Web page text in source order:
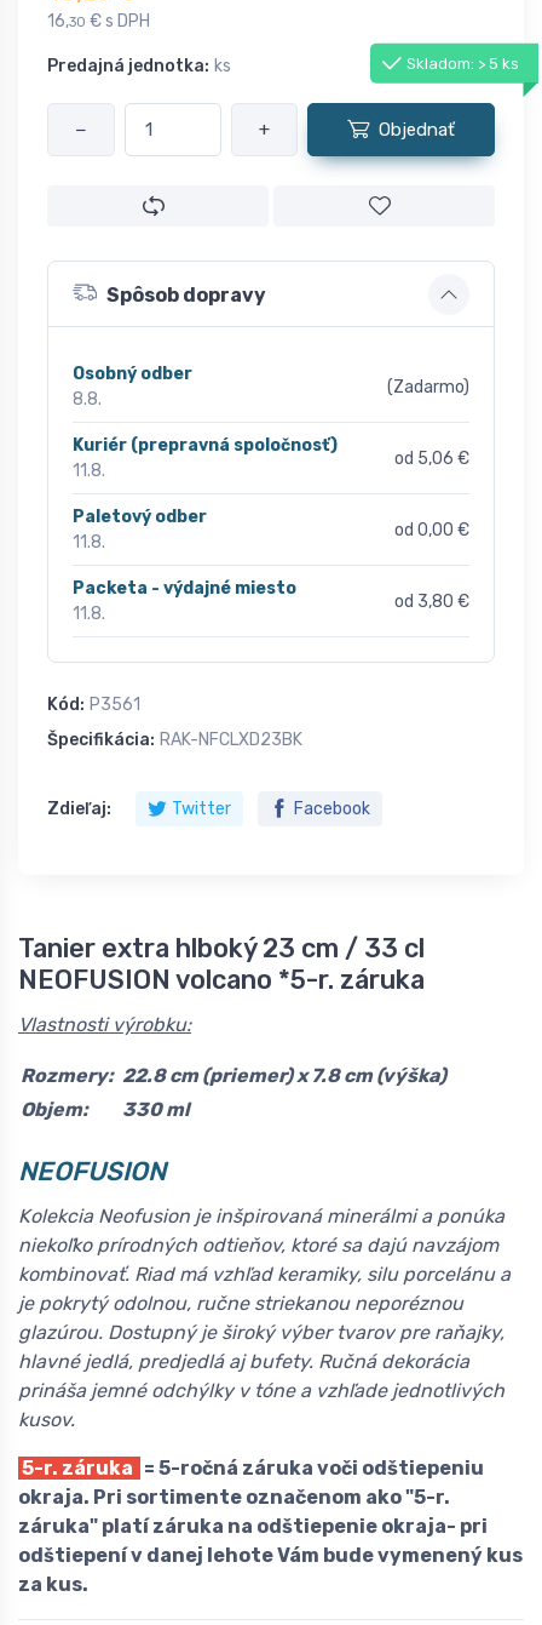
16,30 € s DPH
Predajná jednotka: ks Skladom: > 5 ks
− + Objednať
Spôsob dopravy
Osobný odber
8.8.
(Zadarmo)
Kuriér (prepravná spoločnosť)
11.8.
od 5,06 €
Paletový odber
11.8.
od 0,00 €
Packeta - výdajné miesto
11.8.
od 3,80 €
Kód: P3561
Špecifikácia: RAK-NFCLXD23BK
Zdieľaj: Twitter Facebook
Tanier extra hlboký 23 cm / 33 cl
NEOFUSION volcano *5-r. záruka
Vlastnosti výrobku:
Rozmery: 22.8 cm (priemer) x 7.8 cm (výška)
Objem:
330 ml
NEOFUSION
Kolekcia Neofusion je inšpirovaná minerálmi a ponúka
niekoľko prírodných odtieňov, ktoré sa dajú navzájom
kombinovať. Riad má vzhľad keramiky, silu porcelánu a
je pokrytý odolnou, ručne striekanou neporéznou
glazúrou. Dostupný je široký výber tvarov pre raňajky,
hlavné jedlá, predjedlá aj bufety. Ručná dekorácia
prináša jemné odchýlky v tóne a vzhľade jednotlivých
kusov.
5-r. záruka = 5-ročná záruka voči odštiepeniu
okraja. Pri sortimente označenom ako "5-r.
záruka" platí záruka na odštiepenie okraja- pri
odštiepení v danej lehote Vám bude vymenený kus
za kus.